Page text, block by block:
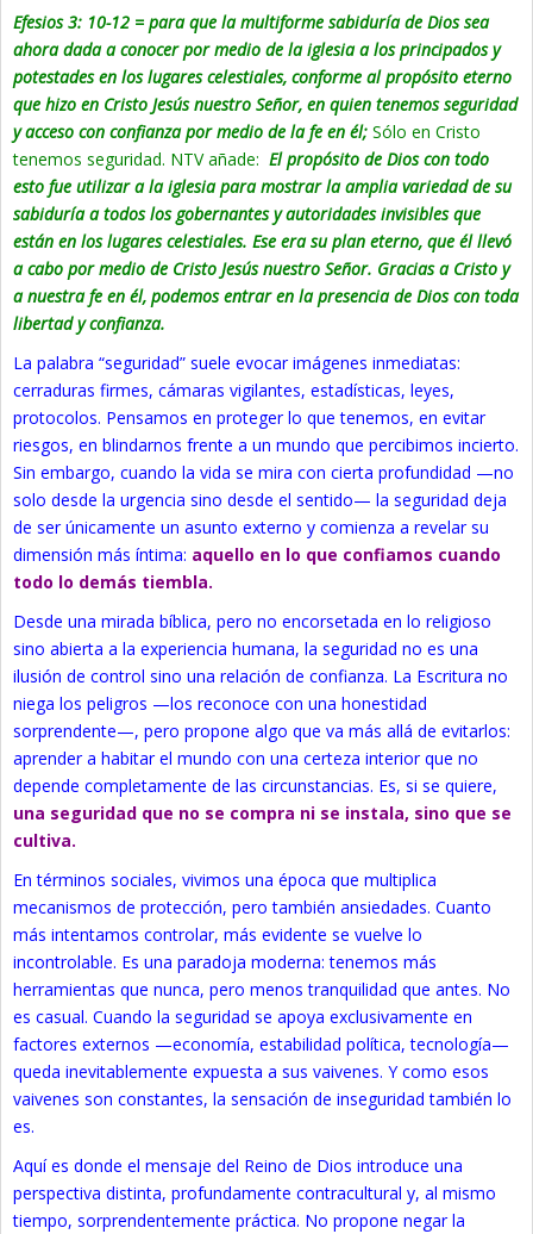
Efesios 3: 10-12 = para que la multiforme sabiduría de Dios sea
ahora dada a conocer por medio de la iglesia a los principados y
potestades en los lugares celestiales, conforme al propósito eterno
que hizo en Cristo Jesús nuestro Señor, en quien tenemos seguridad
y acceso con confianza por medio de la fe en él; Sólo en Cristo
tenemos seguridad. NTV añade: El propósito de Dios con todo
esto fue utilizar a la iglesia para mostrar la amplia variedad de su
sabiduría a todos los gobernantes y autoridades invisibles que
están en los lugares celestiales. Ese era su plan eterno, que él llevó
a cabo por medio de Cristo Jesús nuestro Señor. Gracias a Cristo y
a nuestra fe en él, podemos entrar en la presencia de Dios con toda
libertad y confianza.
La palabra “seguridad” suele evocar imágenes inmediatas:
cerraduras firmes, cámaras vigilantes, estadísticas, leyes,
protocolos. Pensamos en proteger lo que tenemos, en evitar
riesgos, en blindarnos frente a un mundo que percibimos incierto.
Sin embargo, cuando la vida se mira con cierta profundidad —no
solo desde la urgencia sino desde el sentido— la seguridad deja
de ser únicamente un asunto externo y comienza a revelar su
dimensión más íntima: aquello en lo que confiamos cuando
todo lo demás tiembla.
Desde una mirada bíblica, pero no encorsetada en lo religioso
sino abierta a la experiencia humana, la seguridad no es una
ilusión de control sino una relación de confianza. La Escritura no
niega los peligros —los reconoce con una honestidad
sorprendente—, pero propone algo que va más allá de evitarlos:
aprender a habitar el mundo con una certeza interior que no
depende completamente de las circunstancias. Es, si se quiere,
una seguridad que no se compra ni se instala, sino que se
cultiva.
En términos sociales, vivimos una época que multiplica
mecanismos de protección, pero también ansiedades. Cuanto
más intentamos controlar, más evidente se vuelve lo
incontrolable. Es una paradoja moderna: tenemos más
herramientas que nunca, pero menos tranquilidad que antes. No
es casual. Cuando la seguridad se apoya exclusivamente en
factores externos —economía, estabilidad política, tecnología—
queda inevitablemente expuesta a sus vaivenes. Y como esos
vaivenes son constantes, la sensación de inseguridad también lo
es.
Aquí es donde el mensaje del Reino de Dios introduce una
perspectiva distinta, profundamente contracultural y, al mismo
tiempo, sorprendentemente práctica. No propone negar la